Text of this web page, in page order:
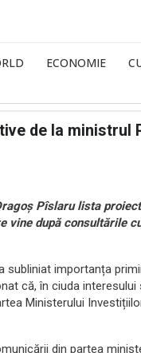
ECONOMIE
de la ministrul
Pîslaru lista
vine după consultările
subliniat importanța
că, în ciuda
Ministerului
din partea